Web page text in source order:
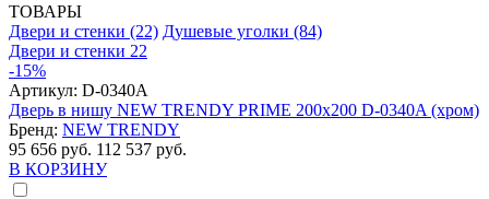
ТОВАРЫ
Двери и стенки (22) Душевые уголки (84)
Двери и стенки 22
-15%
Артикул: D-0340A
Дверь в нишу NEW TRENDY PRIME 200x200 D-0340A (хром)
Бренд: NEW TRENDY
95 656 руб. 112 537 руб.
В КОРЗИНУ